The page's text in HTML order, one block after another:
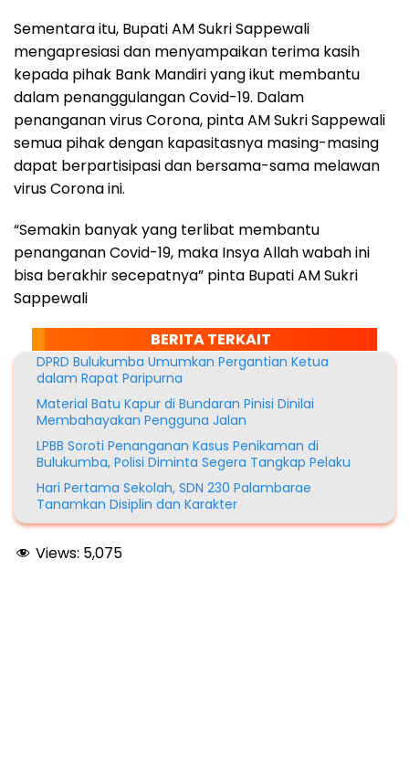
Sementara itu, Bupati AM Sukri Sappewali
mengapresiasi dan menyampaikan terima kasih
kepada pihak Bank Mandiri yang ikut membantu
dalam penanggulangan Covid-19. Dalam
penanganan virus Corona, pinta AM Sukri Sappewali
semua pihak dengan kapasitasnya masing-masing
dapat berpartisipasi dan bersama-sama melawan
virus Corona ini.
“Semakin banyak yang terlibat membantu
penanganan Covid-19, maka Insya Allah wabah ini
bisa berakhir secepatnya” pinta Bupati AM Sukri
Sappewali
BERITA TERKAIT
DPRD Bulukumba Umumkan Pergantian Ketua
dalam Rapat Paripurna
Material Batu Kapur di Bundaran Pinisi Dinilai
Membahayakan Pengguna Jalan
LPBB Soroti Penanganan Kasus Penikaman di
Bulukumba, Polisi Diminta Segera Tangkap Pelaku
Hari Pertama Sekolah, SDN 230 Palambarae
Tanamkan Disiplin dan Karakter
Views: 5,075